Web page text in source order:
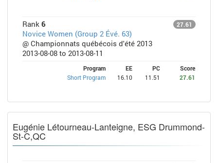
Rank 6 27.61
Novice Women (Group 2 Évé. 63)
@ Championnats québécois d'été 2013
2013-08-08 to 2013-08-11
Program EE PC
Score
Short Program
16.10 11.51 27.61
Eugénie Létourneau-Lanteigne, ESG Drummond-
St-C,QC